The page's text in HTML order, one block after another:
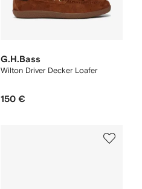
G.H.Bass
Wilton Driver Decker Loafer
150 €